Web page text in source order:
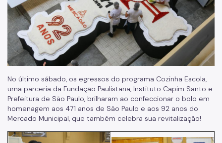
No último sábado, os egressos do programa Cozinha Escola,
uma parceria da Fundação Paulistana, Instituto Capim Santo e
Prefeitura de São Paulo, brilharam ao confeccionar o bolo em
homenagem aos 471 anos de São Paulo e aos 92 anos do
Mercado Municipal, que também celebra sua revitalização!